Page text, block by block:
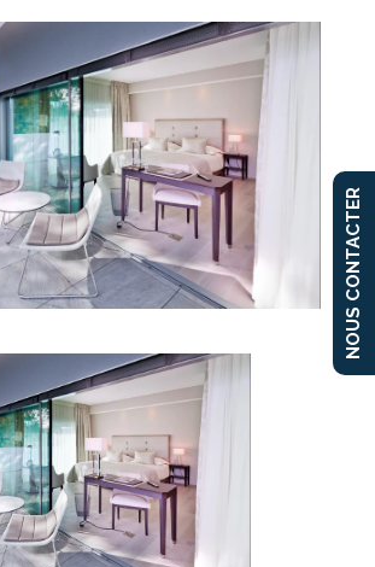
NOUS CONTACTER